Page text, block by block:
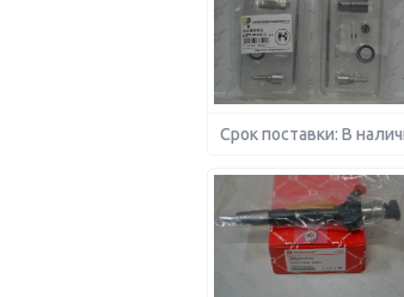
Срок поставки: В